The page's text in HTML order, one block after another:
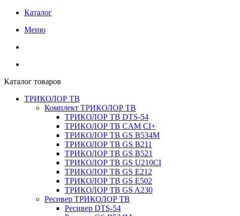
Каталог
Меню
Каталог товаров
ТРИКОЛОР ТВ
Комплект ТРИКОЛОР ТВ
ТРИКОЛОР ТВ DTS-54
ТРИКОЛОР ТВ CAM CI+
ТРИКОЛОР ТВ GS B534M
ТРИКОЛОР ТВ GS B211
ТРИКОЛОР ТВ GS B521
ТРИКОЛОР ТВ GS U210CI
ТРИКОЛОР ТВ GS E212
ТРИКОЛОР ТВ GS E502
ТРИКОЛОР ТВ GS A230
Ресивер ТРИКОЛОР ТВ
Ресивер DTS-54